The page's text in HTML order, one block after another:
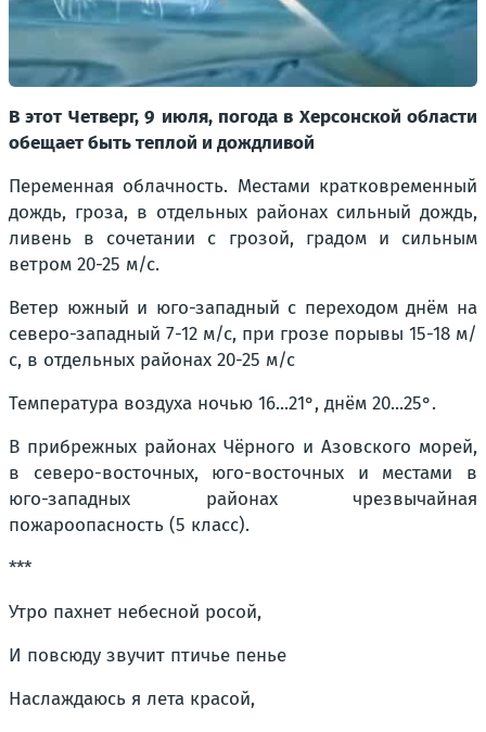
В этот Четверг, 9 июля, погода в Херсонской области
обещает быть теплой и дождливой
Переменная облачность. Местами кратковременный
дождь, гроза, в отдельных районах сильный дождь,
ливень в сочетании с грозой, градом и сильным
ветром 20-25 м/с.
Ветер южный и юго-западный с переходом днём на
северо-западный 7-12 м/с, при грозе порывы 15-18 м/
с, в отдельных районах 20-25 м/с
Температура воздуха ночью 16...21°, днём 20...25°.
В прибрежных районах Чёрного и Азовского морей,
в северо-восточных, юго-восточных и местами в
юго-западных районах чрезвычайная
пожароопасность (5 класс).
***
Утро пахнет небесной росой,
И повсюду звучит птичье пенье
Наслаждаюсь я лета красой,